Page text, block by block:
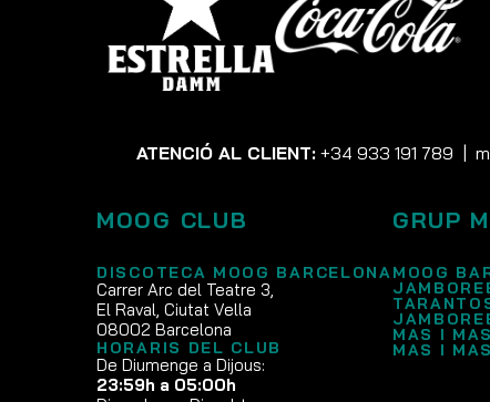
ATENCIÓ AL CLIENT: +34 933 191 789 |
MOOG CLUB
DISCOTECA MOOG BARCELONA
Carrer Arc del Teatre 3,
El Raval, Ciutat Vella
08002 Barcelona
HORARIS DEL CLUB
De Diumenge a Dijous:
23:59h a 05:00h
GRUP
MOOG
MAS I
MAS I MAS